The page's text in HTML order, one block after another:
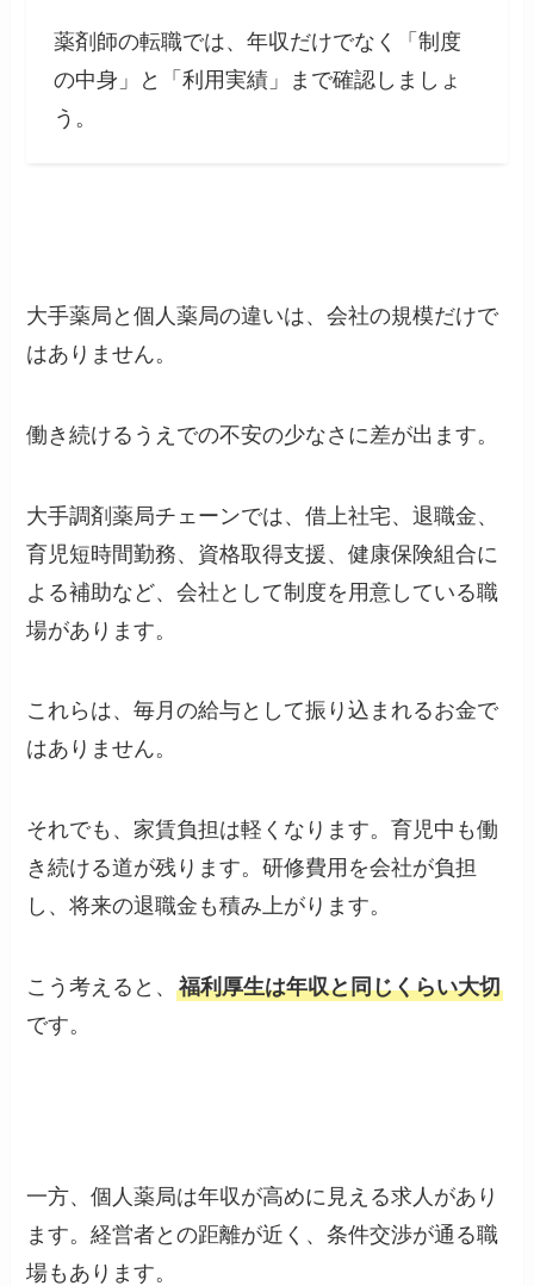
薬剤師の転職では、年収だけでなく「制度
の中身」と「利用実績」まで確認しましょ
う。
大手薬局と個人薬局の違いは、会社の規模だけで
はありません。
働き続けるうえでの不安の少なさに差が出ます。
大手調剤薬局チェーンでは、借上社宅、退職金、
育児短時間勤務、資格取得支援、健康保険組合に
よる補助など、会社として制度を用意している職
場があります。
これらは、毎月の給与として振り込まれるお金で
はありません。
それでも、家賃負担は軽くなります。育児中も働
き続ける道が残ります。研修費用を会社が負担
し、将来の退職金も積み上がります。
こう考えると、福利厚生は年収と同じくらい大切
です。
一方、個人薬局は年収が高めに見える求人があり
ます。経営者との距離が近く、条件交渉が通る職
場もあります。